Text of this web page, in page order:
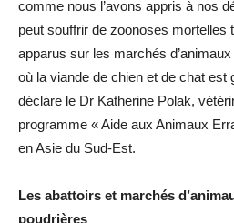
comme nous l’avons appris à nos
peut souffrir de zoonoses mortelles
apparus sur les marchés
où la viande de chien et de chat est
déclare le Dr Katherine Polak,
programme « Aide aux Animaux
en Asie du Sud-Est.
Les abattoirs et marchés
poudrières